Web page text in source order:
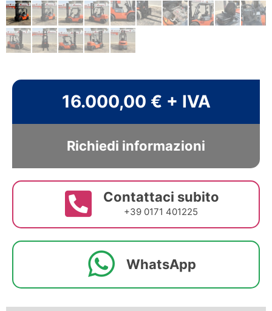
16.000,00 € + IVA
Richiedi informazioni
Contattaci subito
+39 0171 401225
WhatsApp